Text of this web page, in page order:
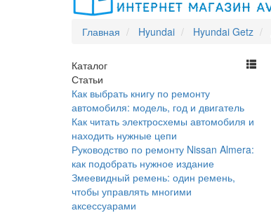
Главная Hyundai Hyundai Getz
Каталог
Статьи
Как выбрать книгу по ремонту
автомобиля: модель, год и двигатель
Как читать электросхемы автомобиля и
находить нужные цепи
Руководство по ремонту Nissan Almera:
как подобрать нужное издание
Змеевидный ремень: один ремень,
чтобы управлять многими
аксессуарами